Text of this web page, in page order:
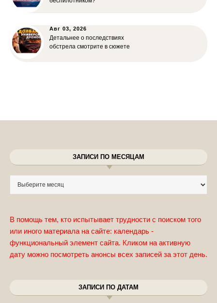
Авг 03, 2026
Детальнее о последствиях
обстрела смотрите в сюжете
ЗАПИСИ ПО МЕСЯЦАМ
В помощь тем, кто испытывает трудности с поиском того
или иного материала на сайте: календарь -
функциональный элемент сайта. Кликом на активную
дату можно посмотреть анонсы всех записей за этот день.
ЗАПИСИ ПО ДАТАМ